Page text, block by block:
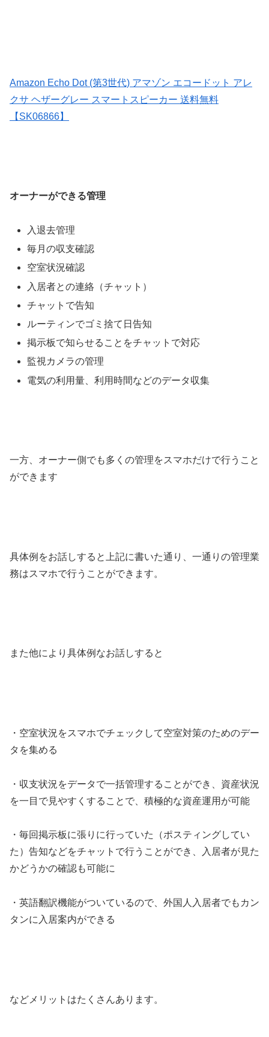
Amazon Echo Dot (第3世代) アマゾン エコードット アレ
クサ ヘザーグレー スマートスピーカー 送料無料
【SK06866】
オーナーができる管理
入退去管理
毎月の収支確認
空室状況確認
入居者との連絡（チャット）
チャットで告知
ルーティンでゴミ捨て日告知
掲示板で知らせることをチャットで対応
監視カメラの管理
電気の利用量、利用時間などのデータ収集
一方、オーナー側でも多くの管理をスマホだけで行うこと
ができます
具体例をお話しすると上記に書いた通り、一通りの管理業
務はスマホで行うことができます。
また他により具体例なお話しすると
・空室状況をスマホでチェックして空室対策のためのデー
タを集める
・収支状況をデータで一括管理することができ、資産状況
を一目で見やすくすることで、積極的な資産運用が可能
・毎回掲示板に張りに行っていた（ポスティングしてい
た）告知などをチャットで行うことができ、入居者が見た
かどうかの確認も可能に
・英語翻訳機能がついているので、外国人入居者でもカン
タンに入居案内ができる
などメリットはたくさんあります。